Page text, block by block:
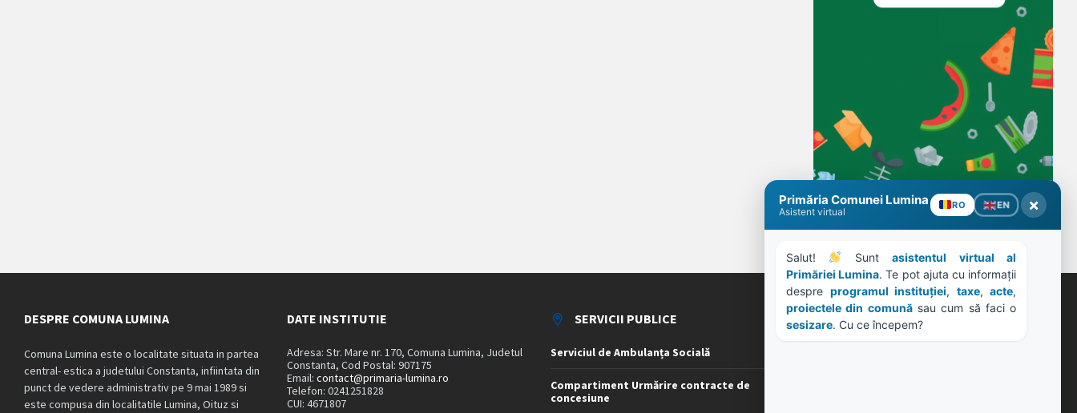
DESPRE COMUNA LUMINA
Comuna Lumina este o localitate situata in partea
central- estica a judetului Constanta, infiintata din
punct de vedere administrativ pe 9 mai 1989 si
este compusa din localitatile Lumina, Oituz si
DATE INSTITUTIE
Adresa: Str. Mare nr. 170, Comuna Lumina, Judetul
Constanta, Cod Postal: 907175
Email:contact@primaria-lumina.ro
Telefon: 0241251828
CUI: 4671807
SERVICII PUBLICE
Serviciul de Ambulanța Socială
Compartiment Urmărire contracte de
concesiune
ORE DE LUCRU
Primăria Comunei Lumina RO EN ×
Salut! Sunt asistentul virtual al
Primăriei Lumina
. Te pot ajuta cu informații
despre programul instituției , taxe, acte ,
proiectele din comună
sesizare . Cu ce începem?